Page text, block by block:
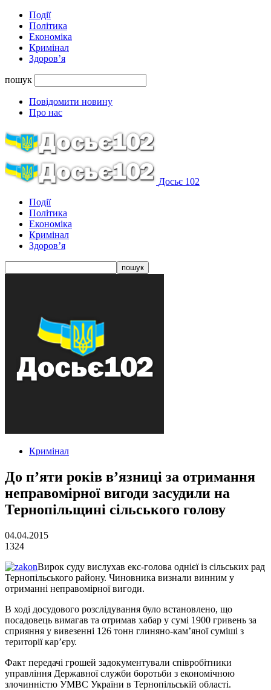
Події
Політика
Економіка
Кримінал
Здоров’я
пошук
Повідомити новину
Про нас
Досьє 102
Події
Політика
Економіка
Кримінал
Здоров’я
Кримінал
До п’яти років в’язниці за отримання
неправомірної вигоди засудили на
Тернопільщині сільського голову
04.04.2015
1324
Вирок суду вислухав екс-голова однієї із сільських рад
Тернопільського району. Чиновника визнали винним у
отриманні неправомірної вигоди.
В ході досудового розслідування було встановлено, що
посадовець вимагав та отримав хабар у сумі 1900 гривень за
сприяння у вивезенні 126 тонн глиняно-кам’яної суміші з
території кар’єру.
Факт передачі грошей задокументували співробітники
управління Державної служби боротьби з економічною
злочинністю УМВС України в Тернопільській області.